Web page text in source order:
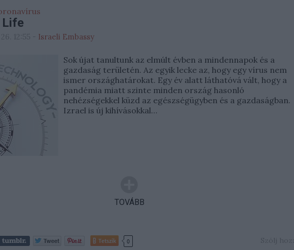
Life
Israeli Embassy
Sok újat tanultunk az elmúlt évben a mindennapok és a
gazdaság területén. Az egyik lecke az, hogy egy vírus nem
ismer országhatárokat. Egy év alatt láthatóvá vált, hogy a
pandémia miatt szinte minden ország hasonló
nehézségekkel küzd az egészségügyben és a gazdaságban.
Izrael is új kihívásokkal…
TOVÁBB
Tetszik 0